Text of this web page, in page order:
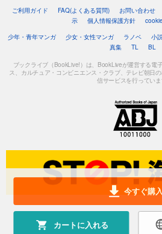
今すぐ購入
カートに入れる
ご利用ガイド FAQ(よくある質問) お問い合わせ
示
個人情報保護方針
少年・青年マンガ
少女・女性マンガ ラノベ 小
真集
TL BL
ブックライブ（BookLive!）は、BookLiveが運営する電
ス、カルチュア・コンビニエンス・クラブ、テレビ朝日
信サービスを行っていま